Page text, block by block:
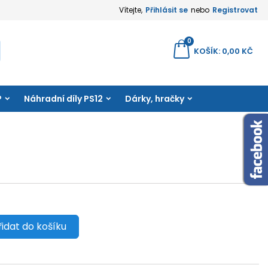
Vítejte, Přihlásit se nebo Registrovat
KOŠÍK
0
0,00 KČ
Náhradní díly PS12 Dárky, hračky
do košíku